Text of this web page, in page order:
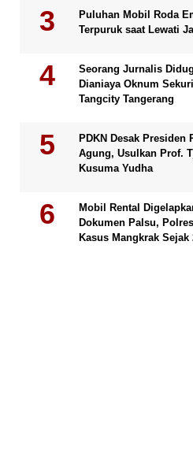
Puluhan Mobil Roda
Terpuruk saat Lewati
Seorang Jurnalis
Dianiaya Oknum
Tangcity Tangerang
PDKN Desak Presiden
Agung, Usulkan Prof.
Kusuma Yudha
Mobil Rental
Dokumen Palsu,
Kasus Mangkrak Sejak